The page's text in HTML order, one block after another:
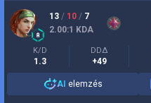
13 / 10 / 7
2.00:1 KDA
K/D
1.3
DDΔ
+49
AI elemzés